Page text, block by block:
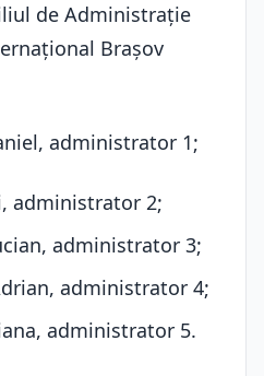
de Administrație
Brașov
administrator 1;
administrator 2;
administrator 3;
administrator 4;
administrator 5.